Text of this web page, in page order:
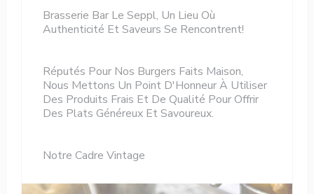
Brasserie Bar Le Seppl, Un Lieu Où
Authenticité Et Saveurs Se Rencontrent!
Réputés Pour Nos Burgers Faits Maison,
Nous Mettons Un Point D'Honneur À Utiliser
Des Produits Frais Et De Qualité Pour Offrir
Des Plats Généreux Et Savoureux.
Notre Cadre Vintage